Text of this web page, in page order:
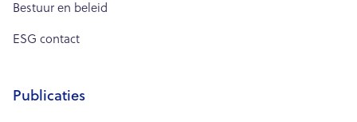
Bestuur en beleid
ESG contact
Publicaties